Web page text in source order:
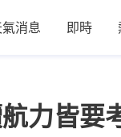
氣消息 即時
力皆